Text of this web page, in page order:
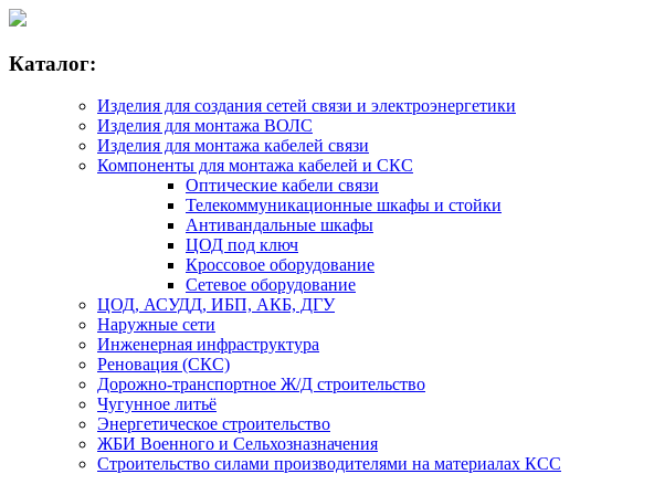
Каталог:
Изделия для создания сетей связи и электроэнергетики
Изделия для монтажа ВОЛС
Изделия для монтажа кабелей связи
Компоненты для монтажа кабелей и СКС
Оптические кабели связи
Телекоммуникационные шкафы и стойки
Антивандальные шкафы
ЦОД под ключ
Кроссовое оборудование
Сетевое оборудование
ЦОД, АСУДД, ИБП, АКБ, ДГУ
Наружные сети
Инженерная инфраструктура
Реновация (СКС)
Дорожно-транспортное Ж/Д строительство
Чугунное литьё
Энергетическое строительство
ЖБИ Военного и Сельхозназначения
Строительство силами производителями на материалах КСС